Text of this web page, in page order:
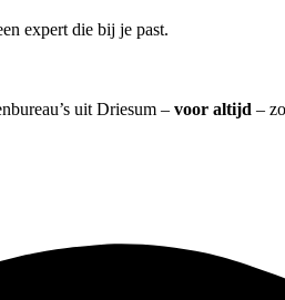
expert die bij je past.
uit Driesum – voor altijd –